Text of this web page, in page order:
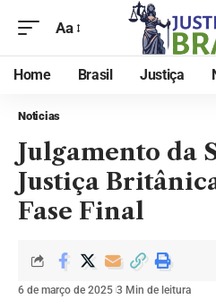
Aa
Home Brasil Justiça
Noticias
Julgamento da
Justiça
Fase Final
6 de março de 2025 3 Min de leitura